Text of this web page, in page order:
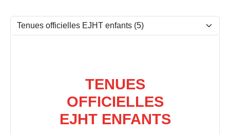
TENUES
OFFICIELLES
EJHT ENFANTS